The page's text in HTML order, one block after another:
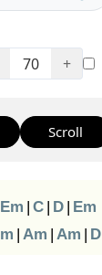
70 +
Scroll
Em | C | D | Em
| Am | Am | D